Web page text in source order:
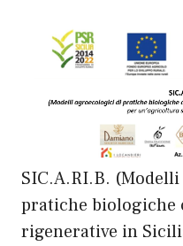
SIC.A.RI.B.
pratiche biologiche
rigenerative in